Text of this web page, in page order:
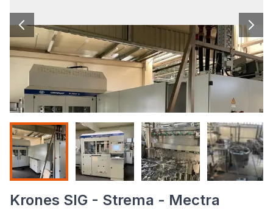
Krones SIG - Strema - Mectra